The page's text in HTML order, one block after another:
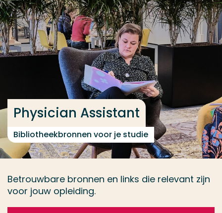
Ga direct naar de content
... > Vakinfo
Physician Assistant
Bibliotheekbronnen voor je studie
Betrouwbare bronnen en links die relevant zijn
voor jouw opleiding.
Contact